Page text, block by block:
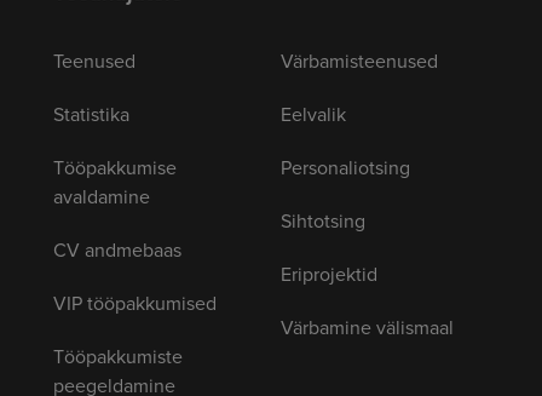
Teenused
Statistika
Tööpakkumise
avaldamine
CV andmebaas
VIP tööpakkumised
Tööpakkumiste
peegeldamine
Värbamisteenused
Eelvalik
Personaliotsing
Sihtotsing
Eriprojektid
Värbamine välismaal